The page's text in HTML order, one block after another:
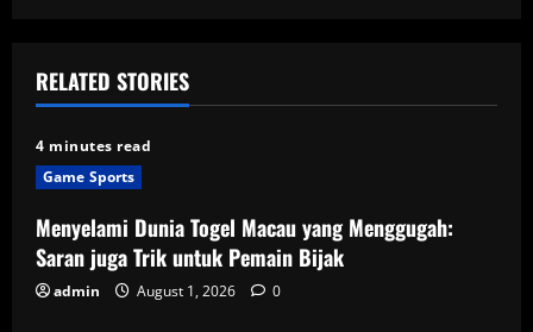
a
v
i
g
a
RELATED STORIES
4 minutes read
Game Sports
Menyelami Dunia Togel Macau yang Menggugah:
Saran juga Trik untuk Pemain Bijak
admin August 1, 2026 0